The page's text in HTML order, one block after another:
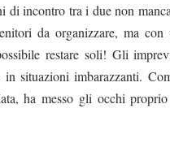
di incontro tra i due non
da organizzare, ma con
restare soli! Gli
situazioni imbarazzanti.
ha messo gli occhi